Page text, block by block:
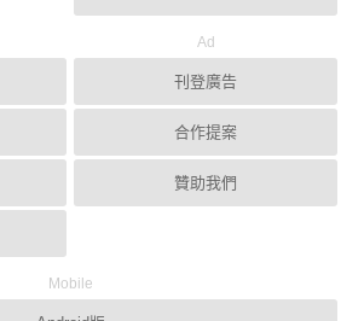
Ad
刊登廣告
合作提案
贊助我們
Mobile